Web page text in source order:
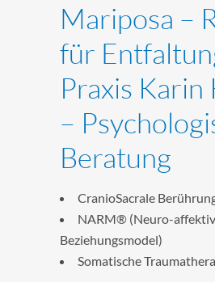
Mariposa –
für
Praxis Karin
–
Beratung
CranioSacrale
NARM® (Neuro-
Beziehungsmodel)
Somatische